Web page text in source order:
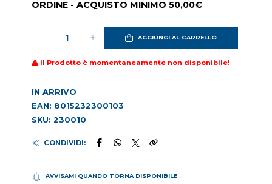
ORDINE - ACQUISTO MINIMO 50,00€
AGGIUNGI AL CARRELLO
Il Prodotto è momentaneamente non disponibile!
IN ARRIVO
EAN: 8015232300103
SKU: 230010
CONDIVIDI:
AVVISAMI QUANDO TORNA DISPONIBILE